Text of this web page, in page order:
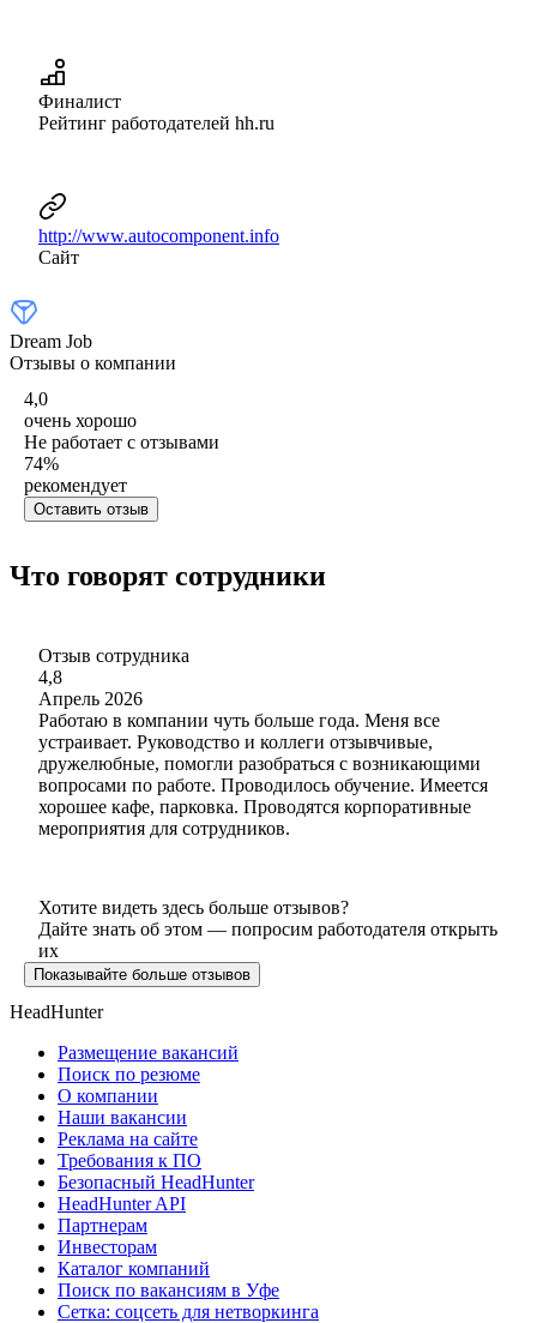
Финалист
Рейтинг работодателей hh.ru
http://www.autocomponent.info
Сайт
Dream Job
Отзывы о компании
4,0
очень хорошо
Не работает с отзывами
74%
рекомендует
Оставить отзыв
Что говорят сотрудники
Отзыв сотрудника
4,8
Апрель 2026
Работаю в компании чуть больше года. Меня все
устраивает. Руководство и коллеги отзывчивые,
дружелюбные, помогли разобраться с возникающими
вопросами по работе. Проводилось обучение. Имеется
хорошее кафе, парковка. Проводятся корпоративные
мероприятия для сотрудников.
Хотите видеть здесь больше отзывов?
Дайте знать об этом — попросим работодателя открыть
их
Показывайте больше отзывов
HeadHunter
Размещение вакансий
Поиск по резюме
О компании
Наши вакансии
Реклама на сайте
Требования к ПО
Безопасный HeadHunter
HeadHunter API
Партнерам
Инвесторам
Каталог компаний
Поиск по вакансиям в Уфе
Сетка: соцсеть для нетворкинга